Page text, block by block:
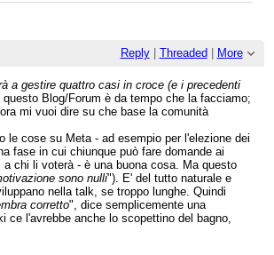
Reply| Threaded More
a gestire quattro casi in croce (e i precedenti
Blog/Forum è da tempo che la facciamo;
mi vuoi dire su che base la comunità
le cose su Meta - ad esempio per l'elezione dei
fase in cui chiunque può fare domande ai
chi li voterà - è una buona cosa. Ma questo
sono nulli"). E' del tutto naturale e
nella talk, se troppo lunghe. Quindi
corretto", dice semplicemente una
l'avrebbe anche lo scopettino del bagno,